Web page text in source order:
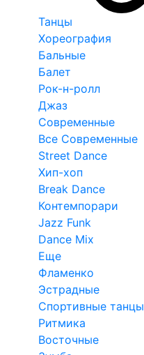
Танцы
Хореография
Бальные
Балет
Рок-н-ролл
Джаз
Современные
Все Современные
Street Dance
Хип-хоп
Break Dance
Контемпорари
Jazz Funk
Dance Mix
Еще
Фламенко
Эстрадные
Спортивные танцы
Ритмика
Восточные